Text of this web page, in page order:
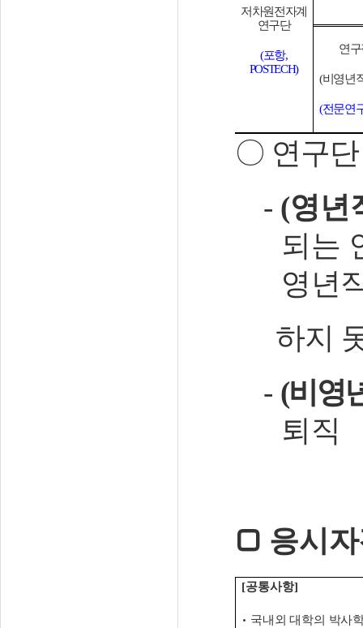
저차원전자계
연구단
(포항,
POSTECH)
연
(비영년
(전문연
〇 연구
- (영년
되는
영년
하지
- (비영
퇴직
□ 응시
[공통사항]
• 국내외 대학의 박사